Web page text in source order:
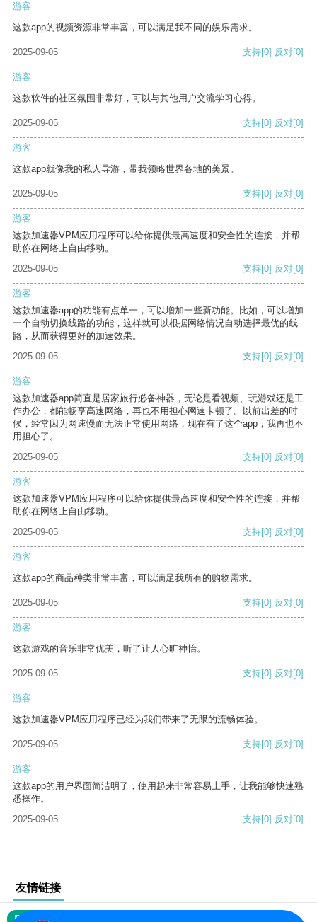
游客
这款app的视频资源非常丰富，可以满足我不同的娱乐需求。
2025-09-05 支持[0] 反对[0]
游客
这款软件的社区氛围非常好，可以与其他用户交流学习心得。
2025-09-05 支持[0] 反对[0]
游客
这款app就像我的私人导游，带我领略世界各地的美景。
2025-09-05 支持[0] 反对[0]
游客
这款加速器VPM应用程序可以给你提供最高速度和安全性的连接，并帮
助你在网络上自由移动。
2025-09-05
支持[0] 反对[0]
游客
这款加速器app的功能有点单一，可以增加一些新功能。比如，可以增加
一个自动切换线路的功能，这样就可以根据网络情况自动选择最优的线
路，从而获得更好的加速效果。
2025-09-05
支持[0] 反对[0]
游客
这款加速器app简直是居家旅行必备神器，无论是看视频、玩游戏还是工
作办公，都能畅享高速网络，再也不用担心网速卡顿了。以前出差的时
候，经常因为网速慢而无法正常使用网络，现在有了这个app，我再也不
用担心了。
2025-09-05
支持[0] 反对[0]
游客
这款加速器VPM应用程序可以给你提供最高速度和安全性的连接，并帮
助你在网络上自由移动。
2025-09-05
支持[0] 反对[0]
游客
这款app的商品种类非常丰富，可以满足我所有的购物需求。
2025-09-05 支持[0] 反对[0]
游客
这款游戏的音乐非常优美，听了让人心旷神怡。
2025-09-05 支持[0] 反对[0]
游客
这款加速器VPM应用程序已经为我们带来了无限的流畅体验。
2025-09-05 支持[0] 反对[0]
游客
这款app的用户界面简洁明了，使用起来非常容易上手，让我能够快速熟
悉操作。
2025-09-05
支持[0] 反对[0]
友情链接
网站地图